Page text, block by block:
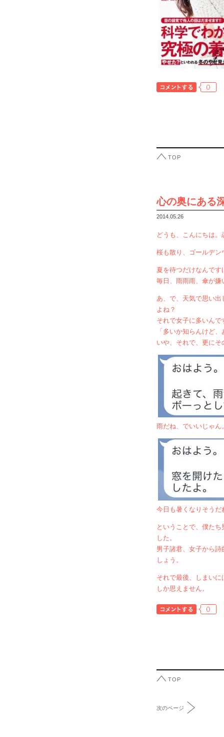
0
TOP
心の奥にある
2014.05.26
どうも、こんにちは
桜も散り、ゴールデ
夏を待つだけなんで
毎日、雨雨雨、傘が
あ、で、天気で思い
よね？
それで女子に多いん
「多いか知らんけど
いや、それで、更に
雨だね、でいいじゃん
今日も暑くなりそう
ということで、僕た
した。
男子諸君、女子から
しょう。
それで最後、しまい
しか思えません。
0
TOP
次のページ